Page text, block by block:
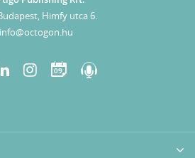
Himfy utca 6.
info@octogon.hu
09